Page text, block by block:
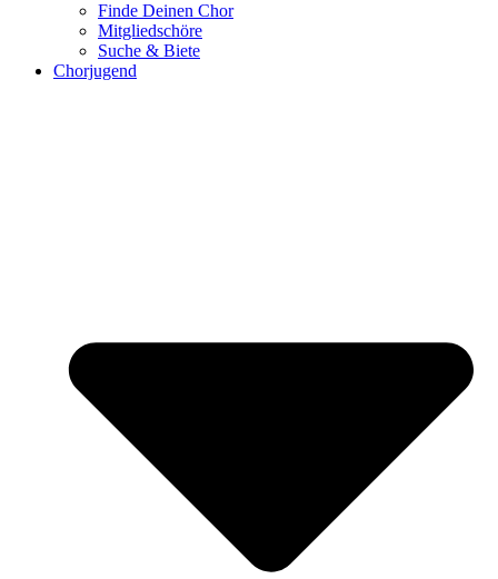
Finde Deinen Chor
Mitgliedschöre
Suche & Biete
Chorjugend